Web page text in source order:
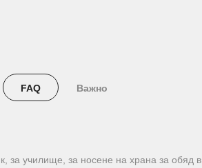
FAQ Важно
за училище, за носене на храна за обяд